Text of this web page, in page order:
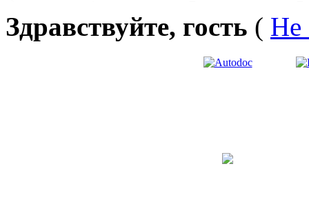
Здравствуйте, гость ( Не